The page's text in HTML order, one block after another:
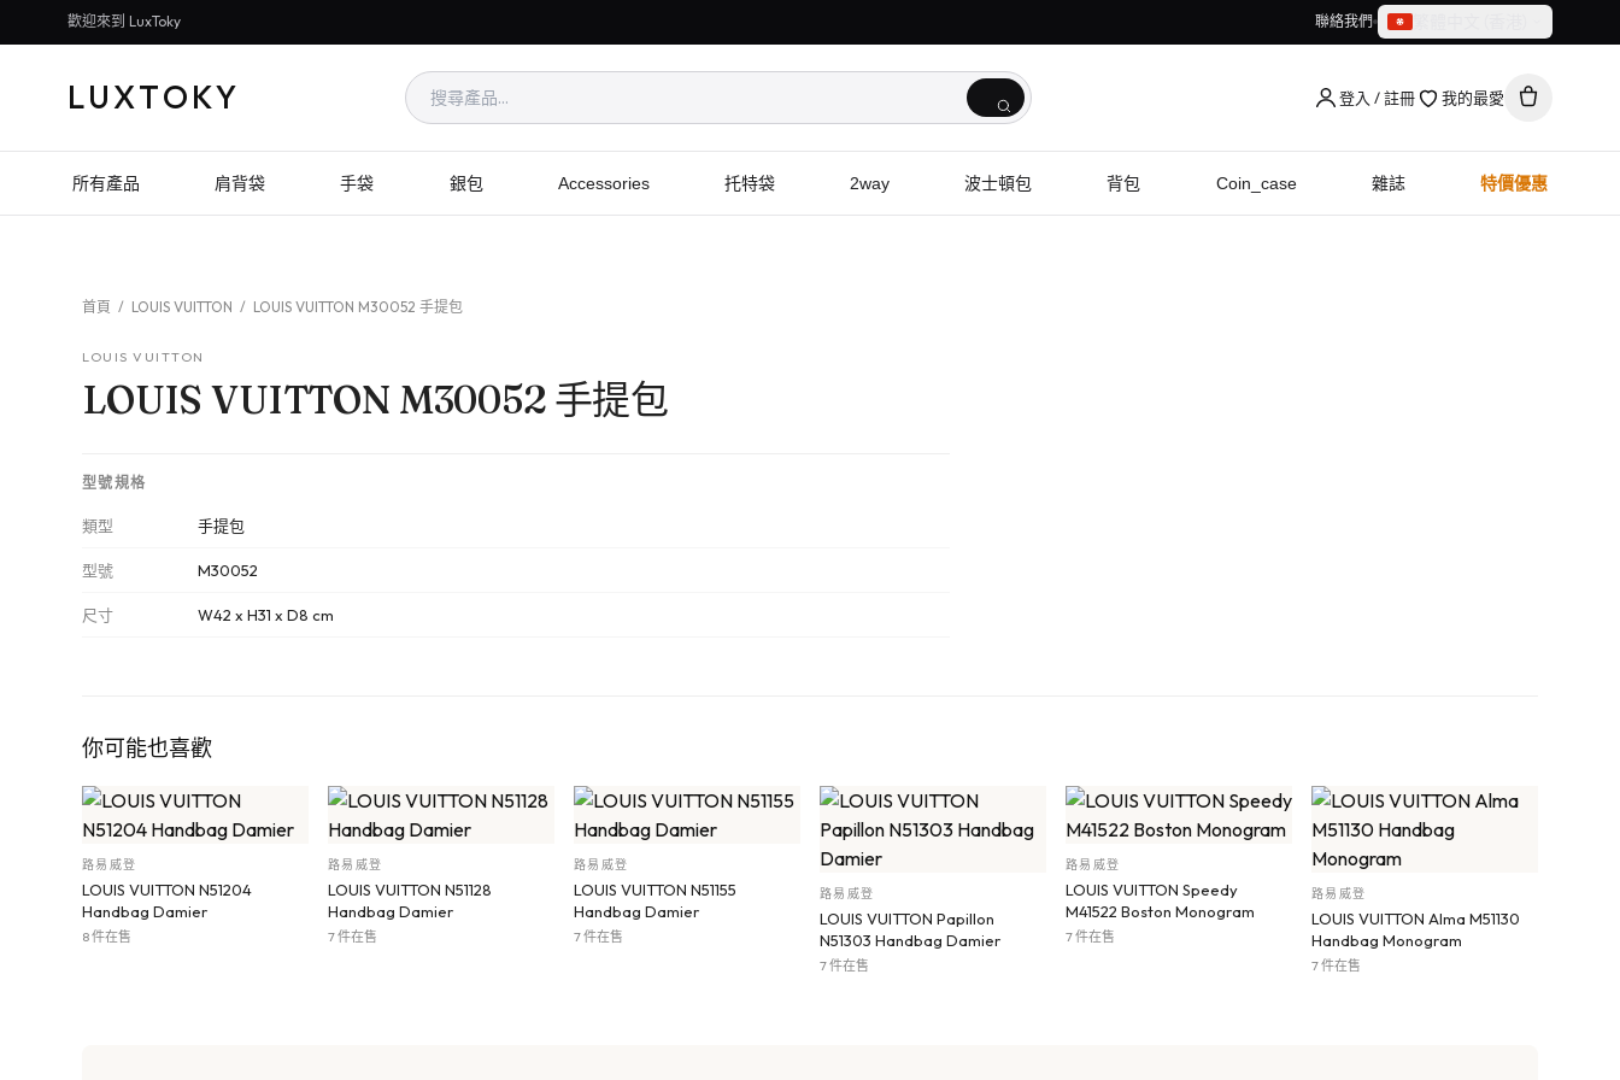
歡迎來到 LuxToky 聯絡我們
繁體中文（香港）
LUXTOKY 登入 / 註冊 我的最愛
所有產品 肩背袋 手袋 銀包 Accessories 托特袋 2way 波士頓包 背包 Coin_case 雜誌 特價優惠
首頁 / LOUIS VUITTON / LOUIS VUITTON M30052 手提包
LOUIS VUITTON
LOUIS VUITTON M30052 手提包
型號規格
類型 手提包
型號 M30052
尺寸 W42 x H31 x D8 cm
你可能也喜歡
路易威登
LOUIS VUITTON N51204
Handbag Damier
8 件在售
路易威登
LOUIS VUITTON N51128
Handbag Damier
7 件在售
路易威登
LOUIS VUITTON N51155
Handbag Damier
7 件在售
路易威登
LOUIS VUITTON Papillon
N51303 Handbag Damier
7 件在售
路易威登
LOUIS VUITTON Speedy
M41522 Boston Monogram
7 件在售
路易威登
LOUIS VUITTON Alma M51130
Handbag Monogram
7 件在售